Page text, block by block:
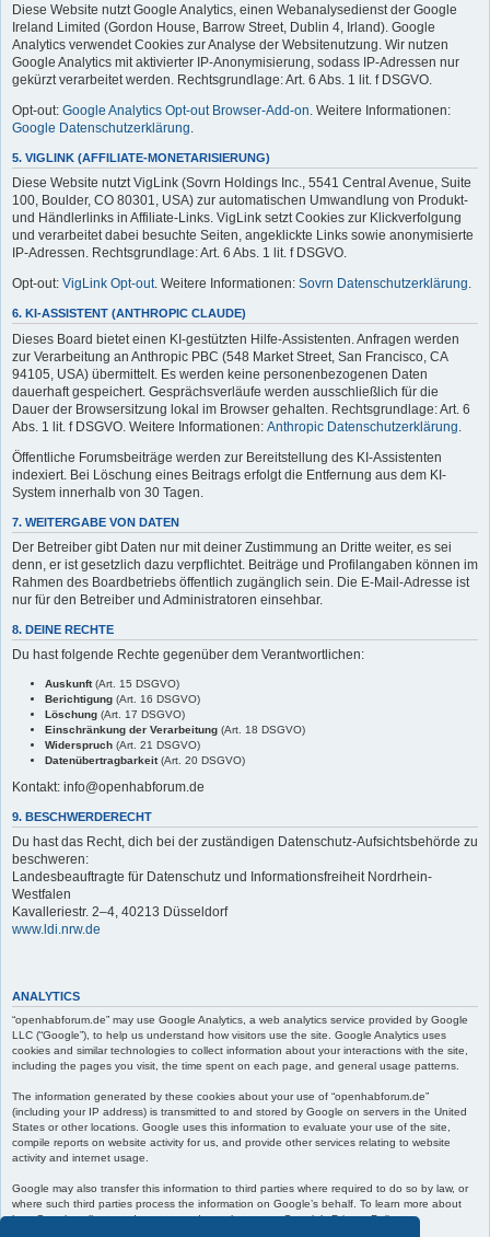
Diese Website nutzt Google Analytics, einen Webanalysedienst der Google
Ireland Limited (Gordon House, Barrow Street, Dublin 4, Irland). Google
Analytics verwendet Cookies zur Analyse der Websitenutzung. Wir nutzen
Google Analytics mit aktivierter IP-Anonymisierung, sodass IP-Adressen nur
gekürzt verarbeitet werden. Rechtsgrundlage: Art. 6 Abs. 1 lit. f DSGVO.
Opt-out: Google Analytics Opt-out Browser-Add-on. Weitere Informationen:
Google Datenschutzerklärung.
5. VIGLINK (AFFILIATE-MONETARISIERUNG)
Diese Website nutzt VigLink (Sovrn Holdings Inc., 5541 Central Avenue, Suite
100, Boulder, CO 80301, USA) zur automatischen Umwandlung von Produkt-
und Händlerlinks in Affiliate-Links. VigLink setzt Cookies zur Klickverfolgung
und verarbeitet dabei besuchte Seiten, angeklickte Links sowie anonymisierte
IP-Adressen. Rechtsgrundlage: Art. 6 Abs. 1 lit. f DSGVO.
Opt-out: VigLink Opt-out. Weitere Informationen: Sovrn Datenschutzerklärung.
6. KI-ASSISTENT (ANTHROPIC CLAUDE)
Dieses Board bietet einen KI-gestützten Hilfe-Assistenten. Anfragen werden
zur Verarbeitung an Anthropic PBC (548 Market Street, San Francisco, CA
94105, USA) übermittelt. Es werden keine personenbezogenen Daten
dauerhaft gespeichert. Gesprächsverläufe werden ausschließlich für die
Dauer der Browsersitzung lokal im Browser gehalten. Rechtsgrundlage: Art. 6
Abs. 1 lit. f DSGVO. Weitere Informationen: Anthropic Datenschutzerklärung
Öffentliche Forumsbeiträge werden zur Bereitstellung des KI-Assistenten
indexiert. Bei Löschung eines Beitrags erfolgt die Entfernung aus dem KI-
System innerhalb von 30 Tagen.
7. WEITERGABE VON DATEN
Der Betreiber gibt Daten nur mit deiner Zustimmung an Dritte weiter, es sei
denn, er ist gesetzlich dazu verpflichtet. Beiträge und Profilangaben können im
Rahmen des Boardbetriebs öffentlich zugänglich sein. Die E-Mail-Adresse ist
nur für den Betreiber und Administratoren einsehbar.
8. DEINE RECHTE
Du hast folgende Rechte gegenüber dem Verantwortlichen:
Auskunft(Art. 15 DSGVO)
Berichtigung (Art. 16 DSGVO)
Löschung (Art. 17 DSGVO)
Einschränkung der Verarbeitung (Art. 18 DSGVO)
Widerspruch (Art. 21 DSGVO)
Datenübertragbarkeit(Art. 20 DSGVO)
Kontakt: info@openhabforum.de
9. BESCHWERDERECHT
Du hast das Recht, dich bei der zuständigen Datenschutz-Aufsichtsbehörde zu
beschweren:
Landesbeauftragte für Datenschutz und Informationsfreiheit Nordrhein-
Westfalen
Kavalleriestr. 2–4, 40213 Düsseldorf
www.ldi.nrw.de
ANALYTICS
“openhabforum.de” may use Google Analytics, a web analytics service provided by Google
LLC (“Google”), to help us understand how visitors use the site. Google Analytics uses
cookies and similar technologies to collect information about your interactions with the site,
including the pages you visit, the time spent on each page, and general usage patterns.
The information generated by these cookies about your use of “openhabforum.de”
(including your IP address) is transmitted to and stored by Google on servers in the United
States or other locations. Google uses this information to evaluate your use of the site,
compile reports on website activity for us, and provide other services relating to website
activity and internet usage.
Google may also transfer this information to third parties where required to do so by law, or
where such third parties process the information on Google’s behalf. To learn more about
how Google collects and processes data, please see Google’s Privacy Policy at: